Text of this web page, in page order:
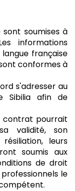
soumises à
informations
française
conformes à
s'adresser au
Sibilia afin de
contrat pourrait
validité, son
leurs
soumis aux
de droit
le